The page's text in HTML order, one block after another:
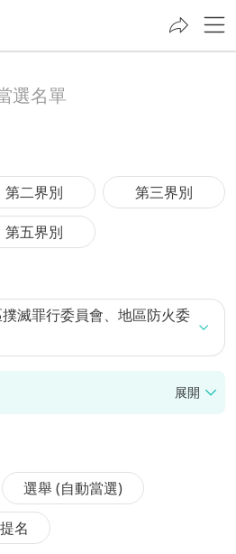
選名單
第二界別
第三界別
第五界別
滅罪行委員會、地區防火委
展開
選舉 (自動當選)
提名